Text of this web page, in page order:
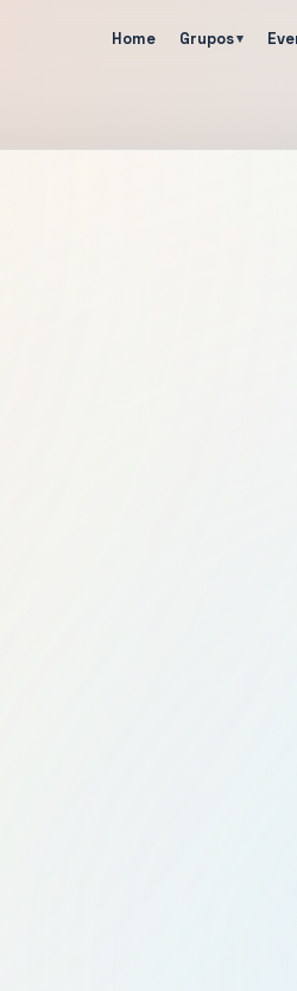
Home Grupos